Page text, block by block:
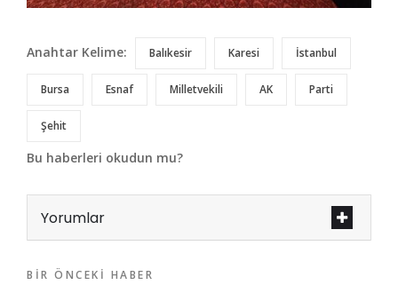
Anahtar Kelime: Balıkesir Karesi İstanbul
Bursa Esnaf Milletvekili AK Parti
Şehit
Bu haberleri okudun mu?
Yorumlar
BIR ÖNCEKI HABER